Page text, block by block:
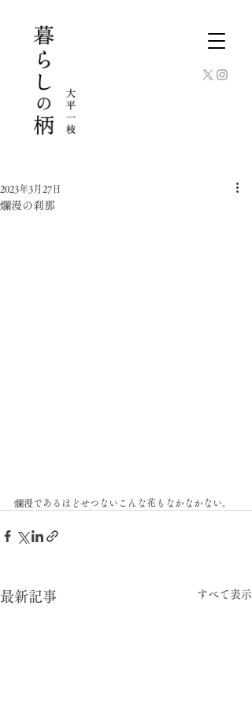
爛漫の刹那
2023年3月27日
爛漫であるほどせつないこんな花もなかなかない。
最新記事 すべて表示